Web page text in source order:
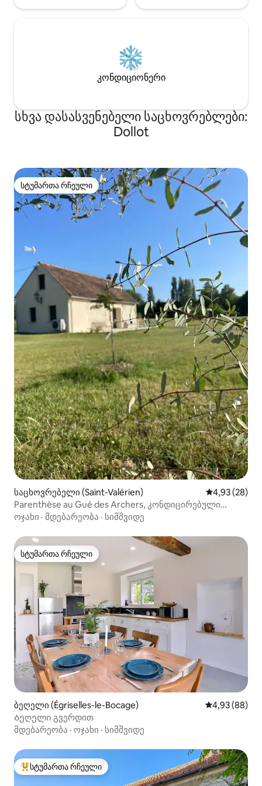
კონდიციონერი
სხვა დასასვენებელი საცხოვრებლები:
Dollot
სტუმართა რჩეული
სტუმართა რჩეული
საცხოვრებელი (Saint-Valérien) საშუალო
4,93 (28)
Parenthèse au Gué des Archers, კონდიცირებული
სახლი
ოჯახი · მდებარეობა · სიმშვიდე
სტუმართა რჩეული
სტუმართა რჩეული
ბეღელი (Égriselles-le-Bocage) საშუალო
4,93 (88)
Ბეღელი გვერდით
მდებარეობა · ოჯახი · სიმშვიდე
სტუმართა რჩეული მოწინავე ვარიანტი
სტუმართა რჩეული